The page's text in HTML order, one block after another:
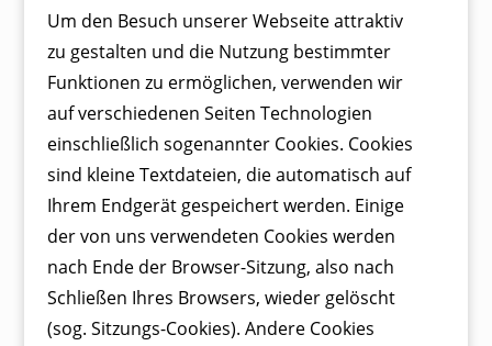
Um den Besuch unserer Webseite attraktiv
zu gestalten und die Nutzung bestimmter
Funktionen zu ermöglichen, verwenden wir
auf verschiedenen Seiten Technologien
einschließlich sogenannter Cookies. Cookies
sind kleine Textdateien, die automatisch auf
Ihrem Endgerät gespeichert werden. Einige
der von uns verwendeten Cookies werden
nach Ende der Browser-Sitzung, also nach
Schließen Ihres Browsers, wieder gelöscht
(sog. Sitzungs-Cookies). Andere Cookies